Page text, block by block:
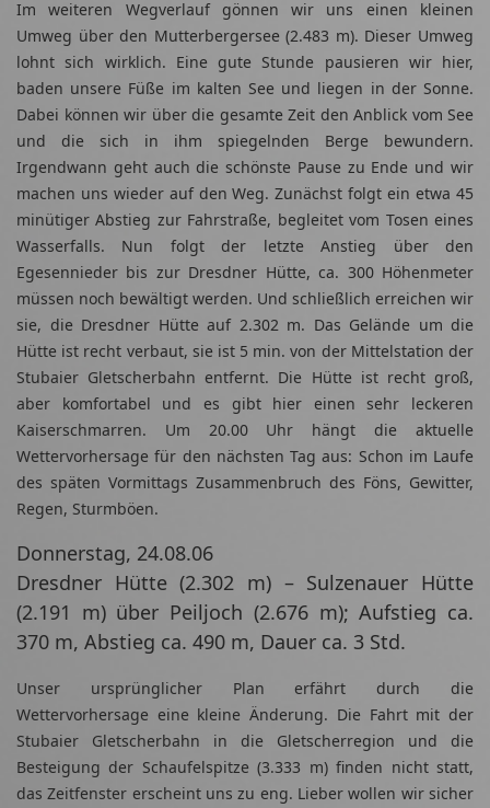
Im weiteren Wegverlauf gönnen wir uns einen kleinen
Umweg über den Mutterbergersee (2.483 m). Dieser Umweg
lohnt sich wirklich. Eine gute Stunde pausieren wir hier,
baden unsere Füße im kalten See und liegen in der Sonne.
Dabei können wir über die gesamte Zeit den Anblick vom See
und die sich in ihm spiegelnden Berge bewundern.
Irgendwann geht auch die schönste Pause zu Ende und wir
machen uns wieder auf den Weg. Zunächst folgt ein etwa 45
minütiger Abstieg zur Fahrstraße, begleitet vom Tosen eines
Wasserfalls. Nun folgt der letzte Anstieg über den
Egesennieder bis zur Dresdner Hütte, ca. 300 Höhenmeter
müssen noch bewältigt werden. Und schließlich erreichen wir
sie, die Dresdner Hütte auf 2.302 m. Das Gelände um die
Hütte ist recht verbaut, sie ist 5 min. von der Mittelstation der
Stubaier Gletscherbahn entfernt. Die Hütte ist recht groß,
aber komfortabel und es gibt hier einen sehr leckeren
Kaiserschmarren. Um 20.00 Uhr hängt die aktuelle
Wettervorhersage für den nächsten Tag aus: Schon im Laufe
des späten Vormittags Zusammenbruch des Föns, Gewitter,
Regen, Sturmböen.
Donnerstag, 24.08.06
Dresdner Hütte (2.302 m) – Sulzenauer Hütte
(2.191 m) über Peiljoch (2.676 m); Aufstieg ca.
370 m, Abstieg ca. 490 m, Dauer ca. 3 Std.
Unser ursprünglicher Plan erfährt durch die
Wettervorhersage eine kleine Änderung. Die Fahrt mit der
Stubaier Gletscherbahn in die Gletscherregion und die
Besteigung der Schaufelspitze (3.333 m) finden nicht statt,
das Zeitfenster erscheint uns zu eng. Lieber wollen wir sicher